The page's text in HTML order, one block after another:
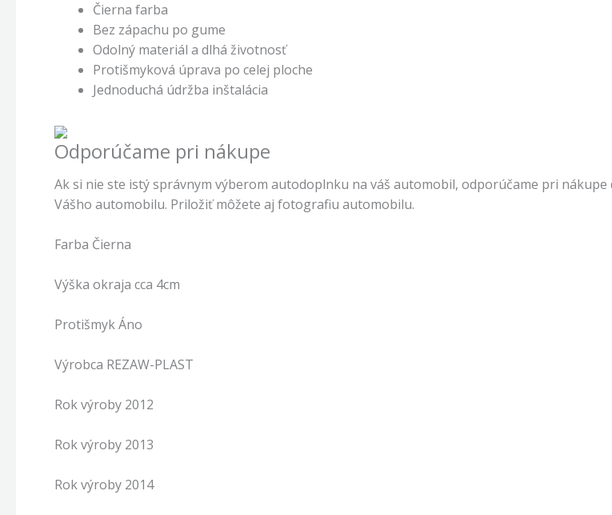
Čierna farba
Bez zápachu po gume
Odolný materiál a dlhá životnosť
Protišmyková úprava po celej ploche
Jednoduchá údržba inštalácia
Odporúčame pri nákupe
Ak si nie ste istý správnym výberom autodoplnku na váš automobil, odporúčame pri
Vášho automobilu. Priložiť môžete aj fotografiu automobilu.
Farba Čierna
Výška okraja cca 4cm
Protišmyk Áno
Výrobca REZAW-PLAST
Rok výroby 2012
Rok výroby 2013
Rok výroby 2014